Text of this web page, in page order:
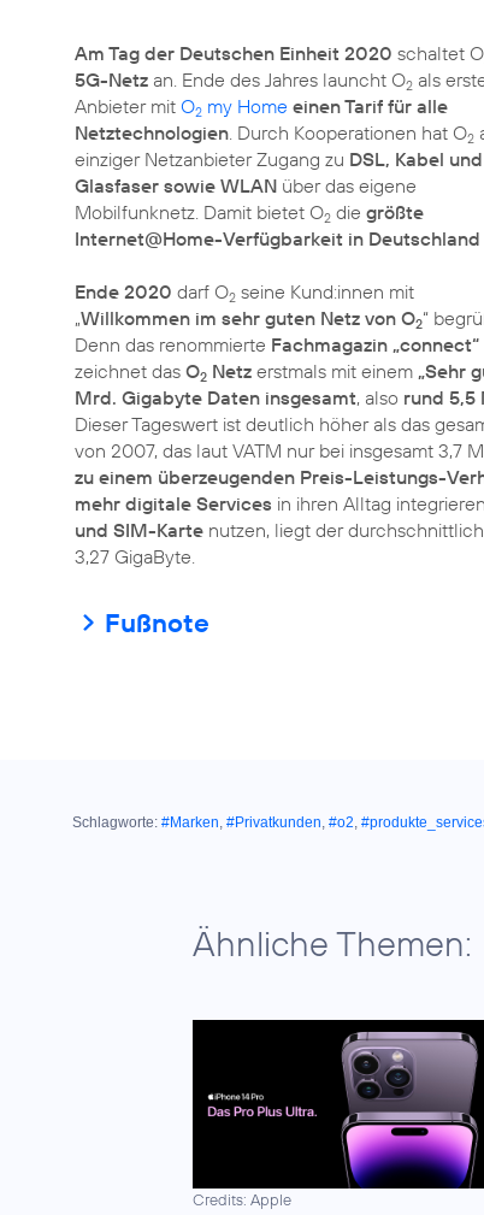
Am Tag der Deutschen Einheit 2020 schaltet O
5G-Netz an. Ende des Jahres launcht O2 als
Anbieter mit O2 my Home einen Tarif für alle
Netztechnologien . Durch Kooperationen hat O2
einziger Netzanbieter Zugang zu DSL, Kabel und
Glasfaser sowie WLAN über das eigene
Mobilfunknetz. Damit bietet O2 die größte
Internet@Home-Verfügbarkeit in Deutschland
Ende 2020 darf O2 seine Kund:innen mit
„Willkommen im sehr guten Netz von O2“
Denn das renommierte Fachmagazin „connect“
zeichnet das O2 Netz erstmals mit einem „Sehr
Mrd. Gigabyte Daten insgesamt, also rund 5,5
Dieser Tageswert ist deutlich höher als das
von 2007, das laut VATM nur bei insgesamt 3,7
zu einem überzeugenden Preis-Leistungs-
mehr digitale Services in ihren Alltag
und SIM-Karte nutzen, liegt der
3,27 GigaByte.
Fußnote
Schlagworte: #Marken #Privatkunden #o2
Ähnliche Themen:
Credits: Apple